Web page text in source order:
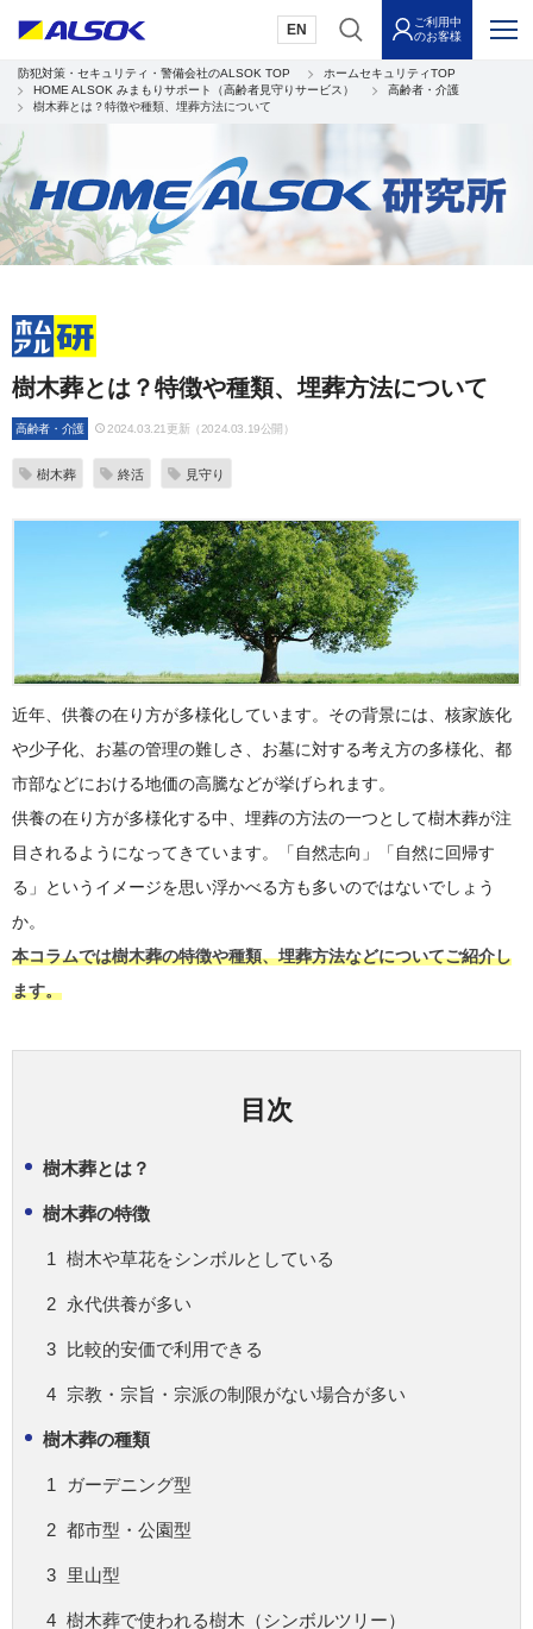
EN
ご利用中
のお客様
防犯対策・セキュリティ・警備会社のALSOK TOP
ホームセキュリティTOP
HOME ALSOK みまもりサポート（高齢者見守りサービス）
高齢者・介護
樹木葬とは？特徴や種類、埋葬方法について
樹木葬とは？特徴や種類、埋葬方法について
高齢者・介護 2024.03.21更新（2024.03.19公開）
樹木葬 終活 見守り
近年、供養の在り方が多様化しています。その背景には、核家族化
や少子化、お墓の管理の難しさ、お墓に対する考え方の多様化、都
市部などにおける地価の高騰などが挙げられます。
供養の在り方が多様化する中、埋葬の方法の一つとして樹木葬が注
目されるようになってきています。「自然志向」「自然に回帰す
る」というイメージを思い浮かべる方も多いのではないでしょう
か。
本コラムでは樹木葬の特徴や種類、埋葬方法などについてご紹介し
ます。
目次
樹木葬とは？
樹木葬の特徴
樹木や草花をシンボルとしている
永代供養が多い
比較的安価で利用できる
宗教・宗旨・宗派の制限がない場合が多い
樹木葬の種類
ガーデニング型
都市型・公園型
里山型
樹木葬で使われる樹木（シンボルツリー）